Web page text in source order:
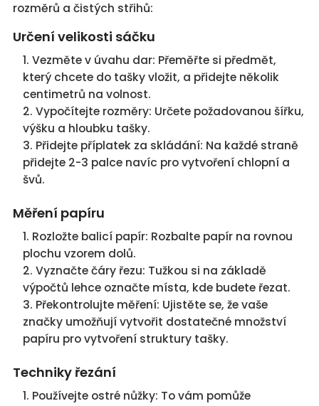
rozměrů a čistých střihů:
Určení velikosti sáčku
Vezměte v úvahu dar: Přeměřte si předmět,
který chcete do tašky vložit, a přidejte několik
centimetrů na volnost.
Vypočítejte rozměry: Určete požadovanou šířku,
výšku a hloubku tašky.
Přidejte příplatek za skládání: Na každé straně
přidejte 2-3 palce navíc pro vytvoření chlopní a
švů.
Měření papíru
Rozložte balicí papír: Rozbalte papír na rovnou
plochu vzorem dolů.
Vyznačte čáry řezu: Tužkou si na základě
výpočtů lehce označte místa, kde budete řezat.
Překontrolujte měření: Ujistěte se, že vaše
značky umožňují vytvořit dostatečné množství
papíru pro vytvoření struktury tašky.
Techniky řezání
Používejte ostré nůžky: To vám pomůže